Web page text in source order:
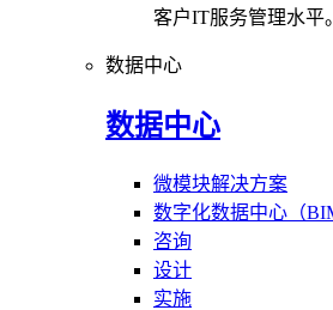
客户IT服务管理水平。
数据中心
数据中心
微模块解决方案
数字化数据中心（
咨询
设计
实施